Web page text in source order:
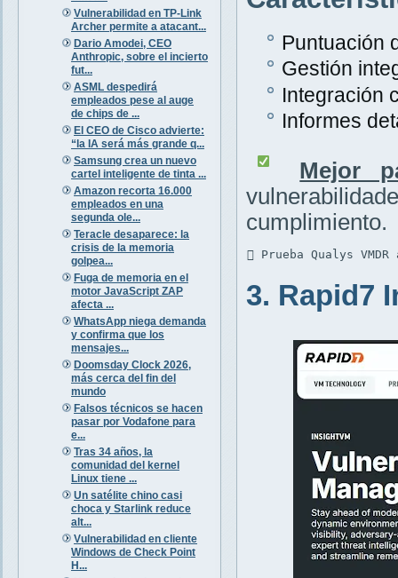
Vulnerabilidad en TP-Link
Archer permite a atacant...
Dario Amodei, CEO
Anthropic, sobre el incierto
fut...
ASML despedirá
empleados pese al auge
de chips de ...
El CEO de Cisco advierte:
“la IA será más grande q...
Samsung crea un nuevo
cartel inteligente de tinta ...
Amazon recorta 16.000
empleados en una
segunda ole...
Teracle desaparece: la
crisis de la memoria
golpea...
Fuga de memoria en el
motor JavaScript ZAP
afecta ...
WhatsApp niega demanda
y confirma que los
mensajes...
Doomsday Clock 2026,
más cerca del fin del
mundo
Falsos técnicos se hacen
pasar por Vodafone para
e...
Tras 34 años, la
comunidad del kernel
Linux tiene ...
Un satélite chino casi
choca y Starlink reduce
alt...
Vulnerabilidad en cliente
Windows de Check Point
H...
Puntuación
Gestión
Integración
Informes
Mejor
cumplimiento.
 Prueba Qualys
3. Rapid7